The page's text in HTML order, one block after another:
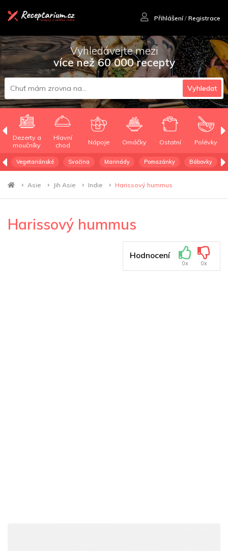
Přihlášení/ Registrace
Vyhledávejte mezi
více než 60 000 recepty
Vyhledat
Dezerty a
moučníky
Hlavní
chod
Nápoje Omáčky Ostatní Polévky
Vegetariánské Svačina Marinády Pomazánky Bábovky
Asie Jih Asie Indie Harissový hummus
Harissový hummus
Hodnocení
0x 0x